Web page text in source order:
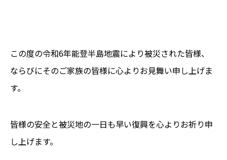
この度の令和6年能登半島地震により被災された皆様、
ならびにそのご家族の皆様に心よりお見舞い申し上げま
す。
皆様の安全と被災地の一日も早い復興を心よりお祈り申
し上げます。